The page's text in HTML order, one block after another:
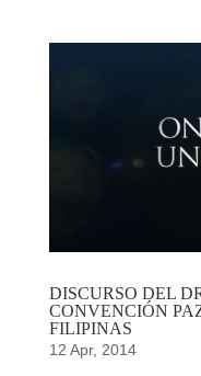
DISCURSO DEL
CONVENCIÓN
FILIPINAS
12 Apr, 2014